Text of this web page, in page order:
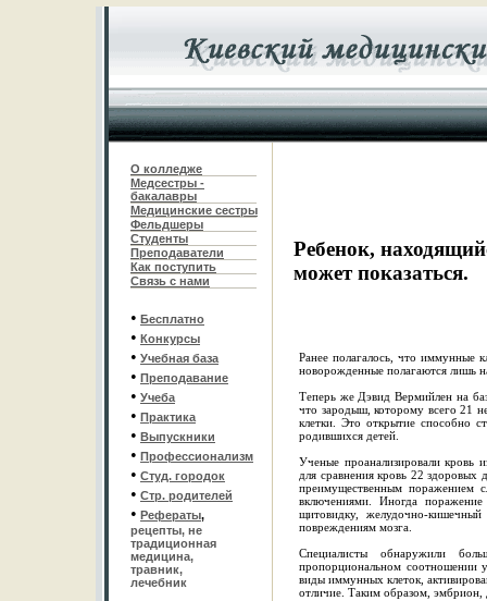
О колледже
Медсестры -
бакалавры
Медицинские сестры
Фельдшеры
Студенты
Преподаватели
Как поступить
Связь с нами
• Бесплатно
• Конкурсы
• Учебная база
• Преподавание
• Учеба
• Практика
• Выпускники
• Профессионализм
• Студ. городок
• Стр. родителей
• Рефераты,
рецепты, не
традиционная
медицина,
травник,
лечебник
Ребенок,
может показаться.
Ранее полагалось, что иммунные
новорожденные полагаются лишь
Теперь же Дэвид Вермийлен на
что зародыш, которому всего 21
клетки. Это открытие способно
родившихся детей.
Ученые проанализировали кровь
для сравнения кровь 22 здоровых
преимущественным поражением
включениями. Иногда
щитовидку, желудочно-
повреждениям мозга.
Специалисты обнаружили
пропорциональном соотношении
виды иммунных клеток,
отличие. Таким образом, эмбрион,